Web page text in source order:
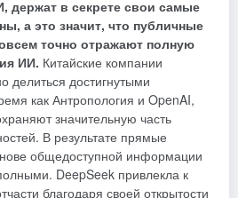
держат в секрете свои самые
а это значит, что публичные
точно отражают полную
ИИ. Китайские компании
делиться достигнутыми
как Антропология и OpenAI,
значительную часть
В результате прямые
общедоступной информации
DeepSeek привлекла к
благодаря своей открытости